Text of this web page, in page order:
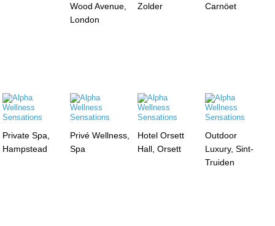
Wood Avenue,
London
Zolder
Carnöet
Private Spa,
Hampstead
Privé Wellness,
Spa
Hotel Orsett
Hall, Orsett
Outdoor
Luxury, Sint-
Truiden